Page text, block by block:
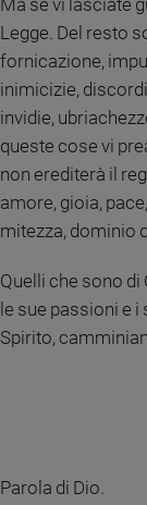
Ma se vi lasciate
Legge. Del resto
fornicazione,
inimicizie,
invidie,
queste cose vi
non erediterà il
amore, gioia,
mitezza, dominio
Quelli che sono
le sue passioni e
Spirito,
Parola di Dio.